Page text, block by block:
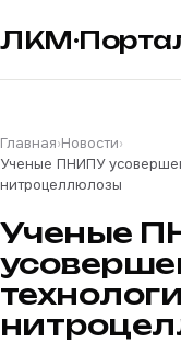
Главная›Новости›
Ученые ПНИПУ
нитроцеллюлозы
Ученые